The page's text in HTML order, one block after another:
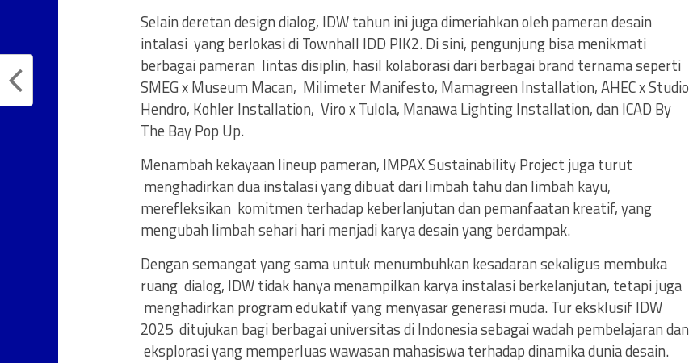
Selain deretan design dialog, IDW tahun ini juga dimeriahkan oleh pameran desain
intalasi yang berlokasi di Townhall IDD PIK2. Di sini, pengunjung bisa menikmati
berbagai pameran lintas disiplin, hasil kolaborasi dari berbagai brand ternama seperti
SMEG x Museum Macan, Milimeter Manifesto, Mamagreen Installation, AHEC x Studio
Hendro, Kohler Installation, Viro x Tulola, Manawa Lighting Installation, dan ICAD By
The Bay Pop Up.
Menambah kekayaan lineup pameran, IMPAX Sustainability Project juga turut
menghadirkan dua instalasi yang dibuat dari limbah tahu dan limbah kayu,
merefleksikan komitmen terhadap keberlanjutan dan pemanfaatan kreatif, yang
mengubah limbah sehari hari menjadi karya desain yang berdampak.
Dengan semangat yang sama untuk menumbuhkan kesadaran sekaligus membuka
ruang dialog, IDW tidak hanya menampilkan karya instalasi berkelanjutan, tetapi juga
menghadirkan program edukatif yang menyasar generasi muda. Tur eksklusif IDW
2025 ditujukan bagi berbagai universitas di Indonesia sebagai wadah pembelajaran dan
eksplorasi yang memperluas wawasan mahasiswa terhadap dinamika dunia desain.